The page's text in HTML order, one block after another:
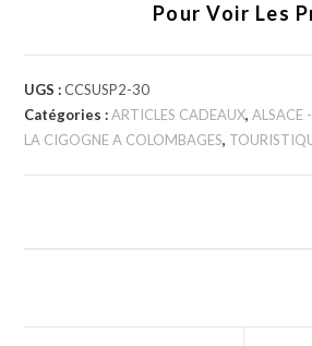
Pour Voir Les
UGS :CCSUSP2-30
Catégories :ARTICLES CADEAUX,ALSACE
LA CIGOGNE A COLOMBAGES,